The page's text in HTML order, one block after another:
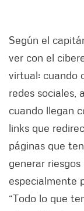
Según el
ver con el
virtual: cuando
redes sociales,
cuando llegan
links que
páginas que
generar
especialmente
“Todo lo que